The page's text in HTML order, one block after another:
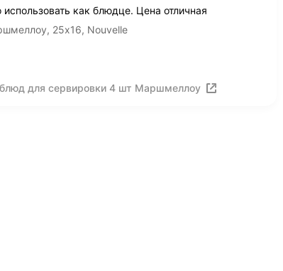
как блюдце. Цена отличная
25х16, Nouvelle
для сервировки 4 шт Маршмеллоу